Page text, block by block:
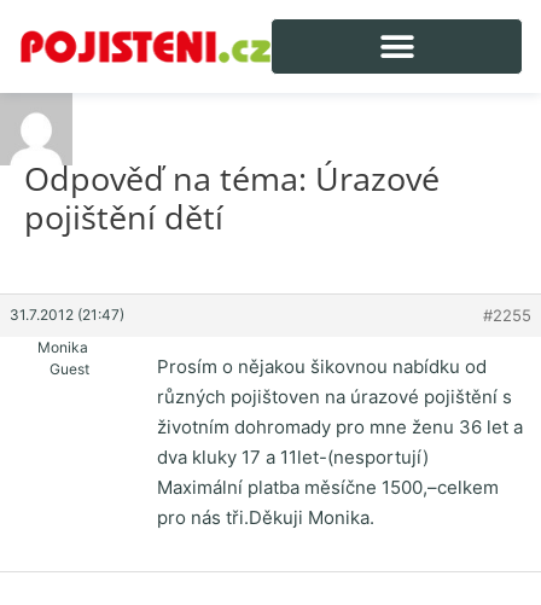
Odpověď na téma: Úrazové
pojištění dětí
31.7.2012 (21:47) #2255
Monika
Guest
Prosím o nějakou šikovnou nabídku od
různých pojištoven na úrazové pojištění s
životním dohromady pro mne ženu 36 let a
dva kluky 17 a 11let-(nesportují)
Maximální platba měsíčne 1500,–celkem
pro nás tři.Děkuji Monika.